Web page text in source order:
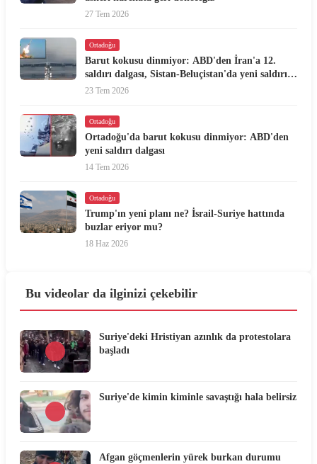
27 Tem 2026
Ortadoğu
Barut kokusu dinmiyor: ABD'den İran'a 12.
saldırı dalgası, Sistan-Beluçistan'da yeni saldırı
iddiası
23 Tem 2026
Ortadoğu
Ortadoğu'da barut kokusu dinmiyor: ABD'den
yeni saldırı dalgası
14 Tem 2026
Ortadoğu
Trump'ın yeni planı ne? İsrail-Suriye hattında
buzlar eriyor mu?
18 Haz 2026
Bu videolar da ilginizi çekebilir
Suriye'deki Hristiyan azınlık da protestolara
başladı
Suriye'de kimin kiminle savaştığı hala belirsiz
Afgan göçmenlerin yürek burkan durumu